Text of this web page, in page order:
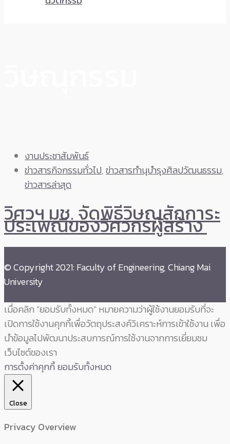
งานประชาสัมพันธ์
ข่าวสารกิจกรรมทั่วไป,ข่าวสารทำนุบำรุงศิลปวัฒนธรรม,
ข่าวสารล่าสุด
วิศวฯ มช. จัดพิธีวิษณุสักการะ
ประเพณีของวิศวกรผู้สร้าง
© Copyright 2021: Faculty of Engineering, Chiang Mai
University
เมื่อคลิก “ยอมรับทั้งหมด” หมายความว่าผู้ใช้งานยอมรับที่จะ
เปิดการใช้งานคุกกี้เพื่อวัตถุประสงค์วิเคราะห์การเข้าใช้งาน เพื่อ
นำข้อมูลไปพัฒนาประสบการณ์การใช้งานจากการเยี่ยมชม
เว็บไซต์ของเรา
การตั้งค่าคุกกี้ยอมรับทั้งหมด
Close
Privacy Overview